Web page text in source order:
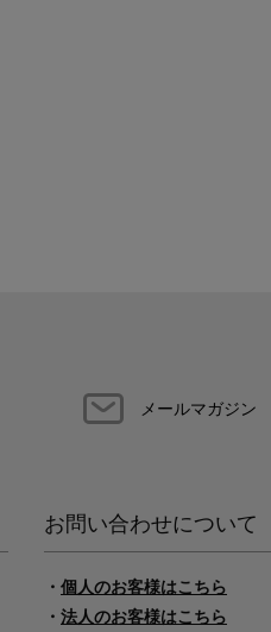
メールマガジン
お問い合わせについて
・ 個人のお客様はこちら
・ 法人のお客様はこちら